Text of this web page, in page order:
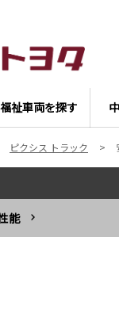
福祉車両を探す
ピクシス トラック
能